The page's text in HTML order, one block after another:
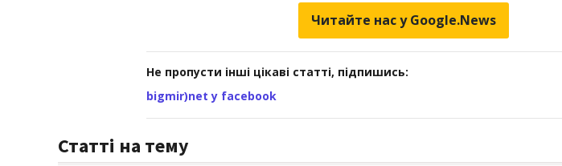
Читайте нас у Google.News
Не пропусти інші цікаві статті, підпишись:
bigmir)net у facebook
Статті на тему